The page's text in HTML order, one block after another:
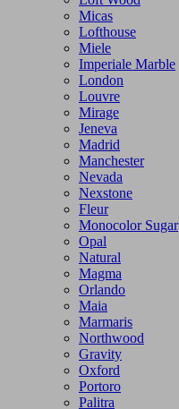
Micas
Lofthouse
Miele
Imperiale Marble
London
Louvre
Mirage
Jeneva
Madrid
Manchester
Nevada
Nexstone
Fleur
Monocolor Sugar
Opal
Natural
Magma
Orlando
Maia
Marmaris
Northwood
Gravity
Oxford
Portoro
Palitra